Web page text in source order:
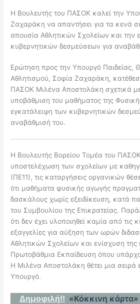
Η Βουλευτής του ΠΑΣΟΚ καλεί την
Ζαχαράκη να απαντήσει για τα κενά
απουσία Αθλητικών Σχολείων και την
κυβερνητικών δεσμεύσεων για
Ερώτηση προς την Υπουργό Παιδείας,
Αθλητισμού, Σοφία Ζαχαράκη,
ΠΑΣΟΚ Μιλένα Αποστολάκη σχετικά
υποβάθμιση του μαθήματος της
εγκατάλειψη των κυβερνητικών
αναβάθμισή του.
Η Βουλευτής Βορείου Τομέα του ΠΑΣΟΚ
υποστελέχωση των σχολείων με
(ΠΕ11), τις καταργήσεις οργανικών
ότι μαθήματα φυσικής αγωγής
δασκάλους χωρίς εξειδίκευση, κατά
του Συμβουλίου της Επικρατείας.
ότι δεν έχει υλοποιηθεί καμία από τις
εξαγγελίες για αύξηση των ωρών
Αθλητικών Σχολείων και ενίσχυση
Πρωτοβάθμια Εκπαίδευση όπου
Η Μιλένα Αποστολάκη θέτει μια
Υπουργό.
Δημοφιλή!! «Κόκκινη κάρτα»